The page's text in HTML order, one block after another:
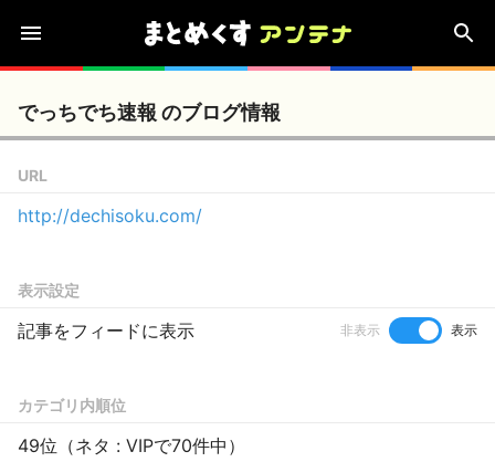
でっちでち速報 のブログ情報
URL
http://dechisoku.com/
表示設定
記事をフィードに表示 非表示 表示
カテゴリ内順位
49位（ネタ : VIPで70件中）